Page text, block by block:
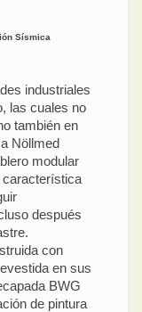
Sísmica
industriales
las cuales no
también en
Nöllmed
modular
característica
después
con
en sus
BWG
de pintura